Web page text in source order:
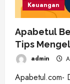
Keuangan
Apabetul
Tips
admin
Apabetul.com-